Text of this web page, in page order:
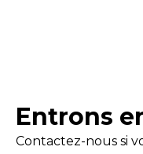
Entrons
Contactez-nous si